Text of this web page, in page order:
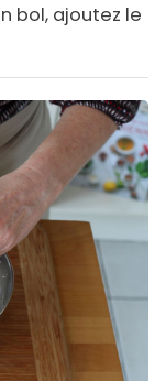
bol, ajoutez le